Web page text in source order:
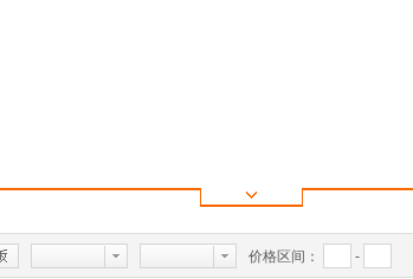
价格区间： -